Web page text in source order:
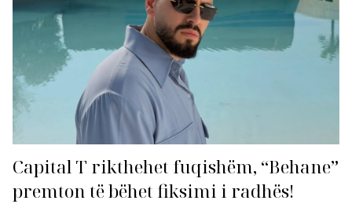
Capital T rikthehet fuqishëm, “Behane”
premton të bëhet fiksimi i radhës!